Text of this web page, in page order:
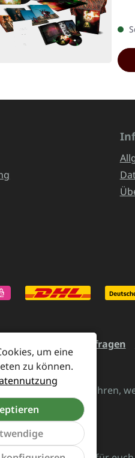
Händleranfragen
Nachnahmegebühren,
um eine
zu können.